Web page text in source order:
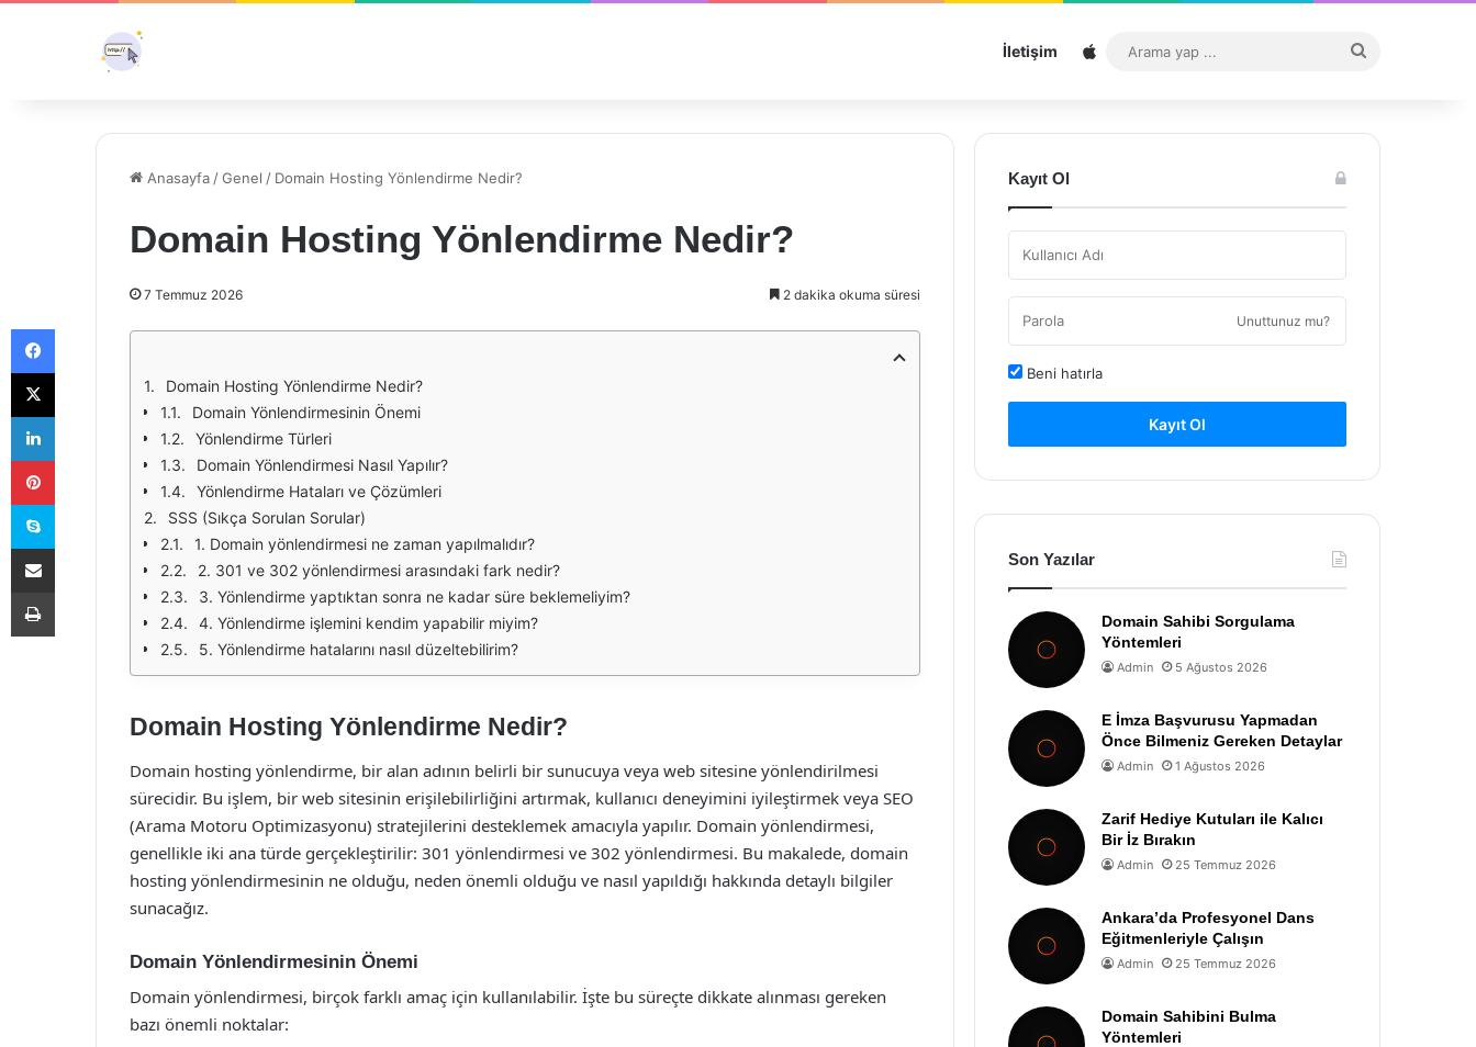
İletişim Sitemap
...
Anasayfa /Genel / Domain Hosting Yönlendirme Nedir?
Domain Hosting Yönlendirme Nedir?
7 Temmuz 2026 2 dakika okuma süresi
Domain Hosting Yönlendirme Nedir?
Domain Yönlendirmesinin Önemi
Yönlendirme Türleri
Domain Yönlendirmesi Nasıl Yapılır?
Yönlendirme Hataları ve Çözümleri
SSS (Sıkça Sorulan Sorular)
1. Domain yönlendirmesi ne zaman yapılmalıdır?
2. 301 ve 302 yönlendirmesi arasındaki fark nedir?
3. Yönlendirme yaptıktan sonra ne kadar süre beklemeliyim?
4. Yönlendirme işlemini kendim yapabilir miyim?
5. Yönlendirme hatalarını nasıl düzeltebilirim?
Domain Hosting Yönlendirme Nedir?
Domain hosting yönlendirme, bir alan adının belirli bir sunucuya veya web sitesine yönlendirilmesi
sürecidir. Bu işlem, bir web sitesinin erişilebilirliğini artırmak, kullanıcı deneyimini iyileştirmek veya SEO
(Arama Motoru Optimizasyonu) stratejilerini desteklemek amacıyla yapılır. Domain yönlendirmesi,
genellikle iki ana türde gerçekleştirilir: 301 yönlendirmesi ve 302 yönlendirmesi. Bu makalede, domain
hosting yönlendirmesinin ne olduğu, neden önemli olduğu ve nasıl yapıldığı hakkında detaylı bilgiler
sunacağız.
Domain Yönlendirmesinin Önemi
Domain yönlendirmesi, birçok farklı amaç için kullanılabilir. İşte bu süreçte dikkate alınması gereken
bazı önemli noktalar:
Kayıt Ol
Unuttunuz mu?
Beni hatırla
Kayıt Ol
Son Yazılar
Domain Sahibi Sorgulama
Yöntemleri
Admin 5 Ağustos 2026
E İmza Başvurusu Yapmadan
Önce Bilmeniz Gereken Detaylar
Admin 1 Ağustos 2026
Zarif Hediye Kutuları ile Kalıcı
Bir İz Bırakın
Admin 25 Temmuz 2026
Ankara’da Profesyonel Dans
Eğitmenleriyle Çalışın
Admin 25 Temmuz 2026
Domain Sahibini Bulma
Yöntemleri
Facebook
X
LinkedIn
Pinterest
Skype
E-Posta ile paylaş